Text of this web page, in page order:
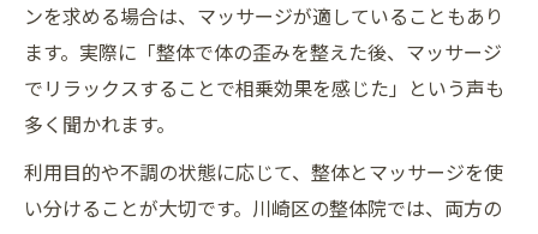
ンを求める場合は、マッサージが適していることもあり
ます。実際に「整体で体の歪みを整えた後、マッサージ
でリラックスすることで相乗効果を感じた」という声も
多く聞かれます。
利用目的や不調の状態に応じて、整体とマッサージを使
い分けることが大切です。川崎区の整体院では、両方の